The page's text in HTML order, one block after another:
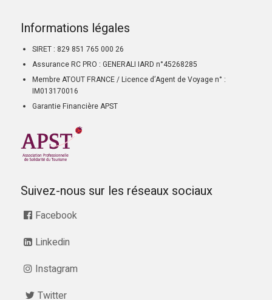
Informations légales
SIRET : 829 851 765 000 26
Assurance RC PRO : GENERALI IARD n°45268285
Membre ATOUT FRANCE / Licence d’Agent de Voyage n° :
IM013170016
Garantie Financière APST
Suivez-nous sur les réseaux sociaux
Facebook
Linkedin
Instagram
Twitter